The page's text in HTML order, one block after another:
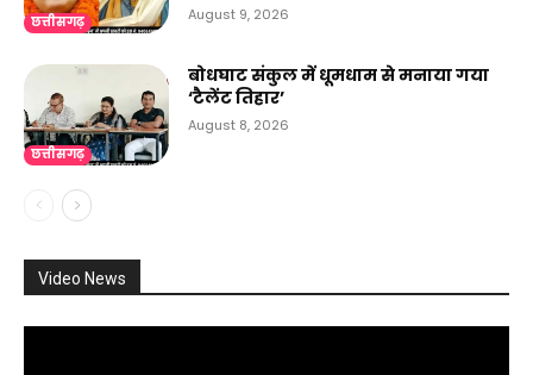
छत्तीसगढ़ August 9, 2026
छत्तीसगढ़
बोधघाट संकुल में धूमधाम से मनाया गया
‘टैलेंट तिहार’
August 8, 2026
Video News